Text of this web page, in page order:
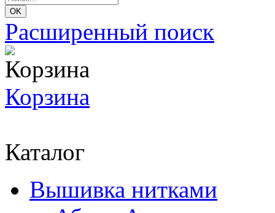
Расширенный поиск
Корзина
Каталог
Вышивка нитками